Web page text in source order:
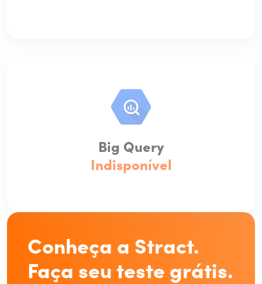
Big Query
Indisponível
Conheça a Stract.
Faça seu teste grátis.